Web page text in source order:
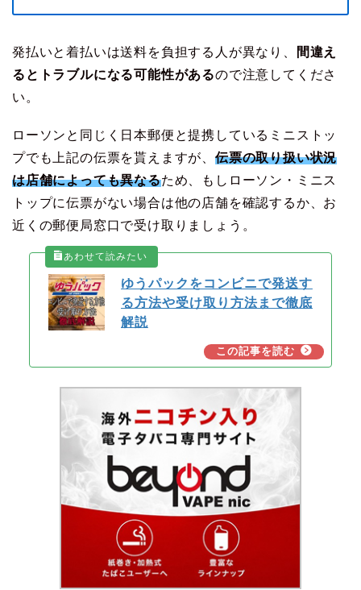
発払いと着払いは送料を負担する人が異なり、
間違え
るとトラブルになる可能性があるので注意してくださ
い。
ローソンと同じく日本郵便と提携しているミニストッ
プでも上記の伝票を貰えますが、 伝票の取り扱い状況
は店舗によっても異なるため、もしローソン・ミニス
トップに伝票がない場合は他の店舗を確認するか、お
近くの郵便局窓口で受け取りましょう。
ゆうパックをコンビニで発送す
る方法や受け取り方法まで徹底
解説